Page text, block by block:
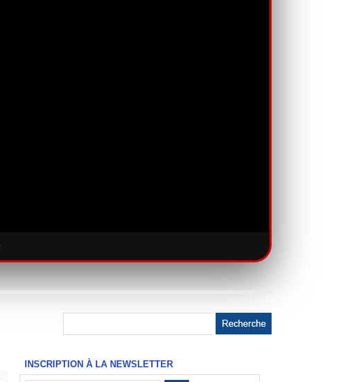
INSCRIPTION À LA NEWSLETTER